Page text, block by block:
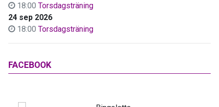
18:00 Torsdagsträning
24 sep 2026
18:00 Torsdagsträning
FACEBOOK